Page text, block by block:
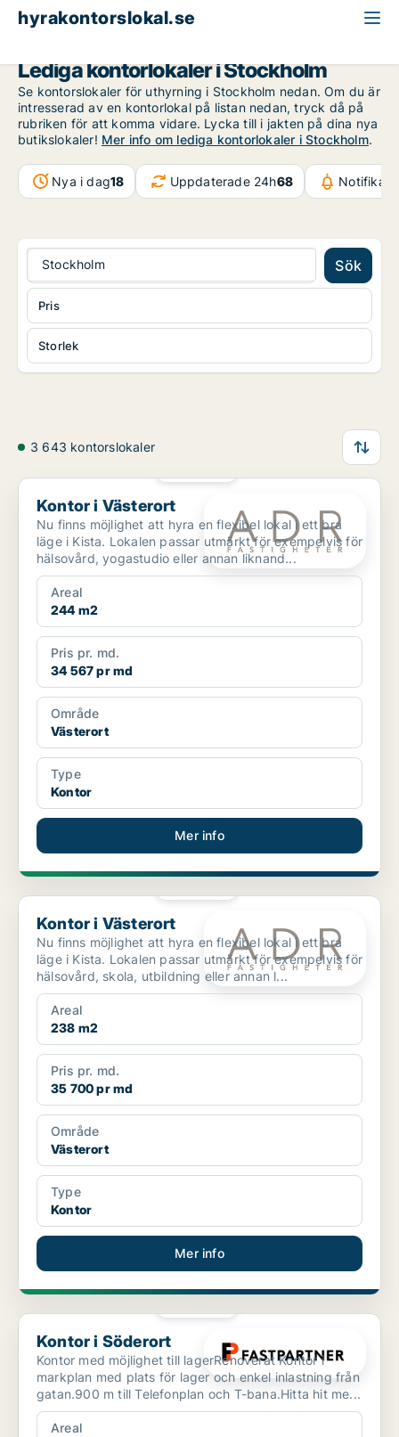
hyrakontorslokal.se
Lediga kontorlokaler i Stockholm
Se kontorslokaler för uthyrning i Stockholm nedan. Om du är
intresserad av en kontorlokal på listan nedan, tryck då på
rubriken för att komma vidare. Lycka till i jakten på dina nya
butikslokaler! Mer info om lediga kontorlokaler i Stockholm.
Nya i dag18 Uppdaterade 24h68
Stockholm Sök
Storlek
Pris
3 643 kontorslokaler
Kontor i Västerort
Kontor i Västerort
Nu finns möjlighet att hyra en flexibel lokal i ett bra
läge i Kista. Lokalen passar utmärkt för exempelvis för
hälsovård, yogastudio eller annan liknand...
Areal
244 m2
Pris pr. md.
34 567 pr md
Område
Västerort
Type
Kontor
Mer info
Kontor i Västerort
Kontor i Västerort
Nu finns möjlighet att hyra en flexibel lokal i ett bra
läge i Kista. Lokalen passar utmärkt för exempelvis för
hälsovård, skola, utbildning eller annan l...
Areal
238 m2
Pris pr. md.
35 700 pr md
Område
Västerort
Type
Kontor
Mer info
Kontor i Söderort
Kontor i Söderort
Kontor med möjlighet till lagerRenoverat Kontor i
markplan med plats för lager och enkel inlastning från
gatan.900 m till Telefonplan och T-bana.Hitta hit me...
Areal